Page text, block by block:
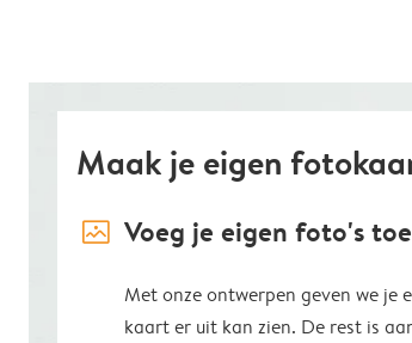
Maak je eigen
image_placeholder Voeg je eigen foto's toe
Met onze ontwerpen geven we je
kaart er uit kan zien. De rest is